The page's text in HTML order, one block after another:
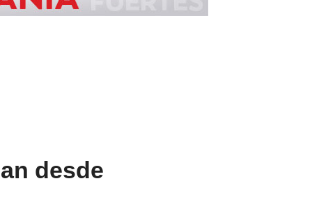
desde